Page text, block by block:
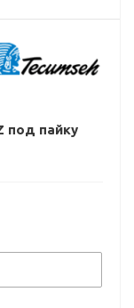
под пайку